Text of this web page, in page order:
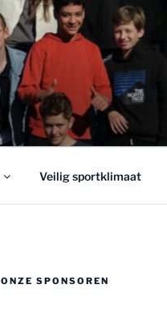
Veilig sportklimaat
ONZE SPONSOREN